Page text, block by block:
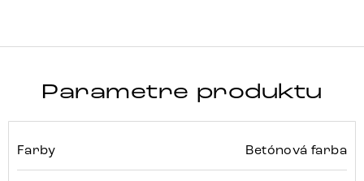
Parametre produktu
Farby Betónová farba